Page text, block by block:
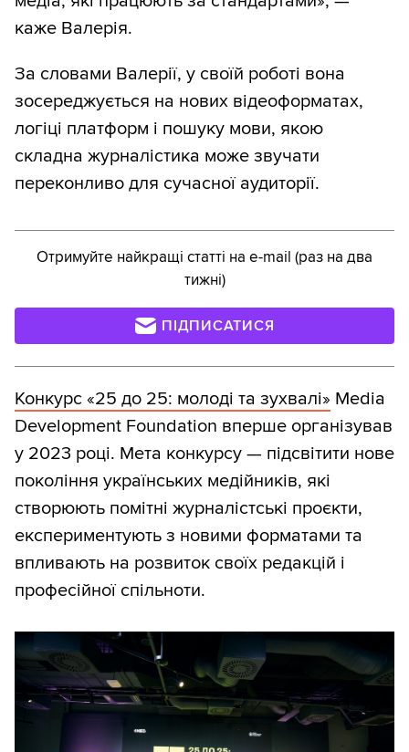
каже Валерія.
За словами Валерії, у своїй роботі вона
зосереджується на нових відеоформатах,
логіці платформ і пошуку мови, якою
складна журналістика може звучати
переконливо для сучасної аудиторії.
Отримуйте найкращі статті на e-mail (раз на два
тижні)
ПІДПИСАТИСЯ
Конкурс «25 до 25: молоді та зухвалі» Media
Development Foundation вперше організував
у 2023 році. Мета конкурсу — підсвітити нове
покоління українських медійників, які
створюють помітні журналістські проєкти,
експериментують з новими форматами та
впливають на розвиток своїх редакцій і
професійної спільноти.